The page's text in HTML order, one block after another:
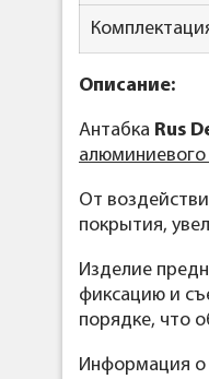
Описание:
Антабка Rus
алюминиевого
От
покрытия,
Изделие
фиксацию и
порядке, что
Информация о